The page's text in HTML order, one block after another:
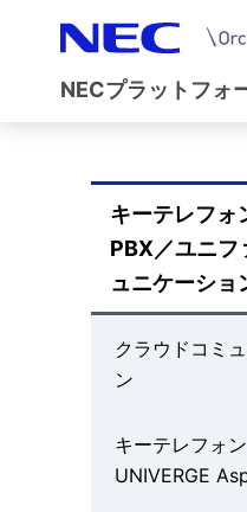
NECプラットフォ
イ
ト
内
ロ
ー
カ
ル
ビ
キーテレフォ
PBX／ユニフ
ュニケーショ
クラウドコミ
ン
キーテレフォ
UNIVERGE